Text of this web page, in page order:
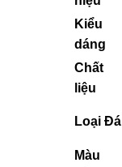
Kiểu
dáng
Chất
liệu
Loại Đá
Màu